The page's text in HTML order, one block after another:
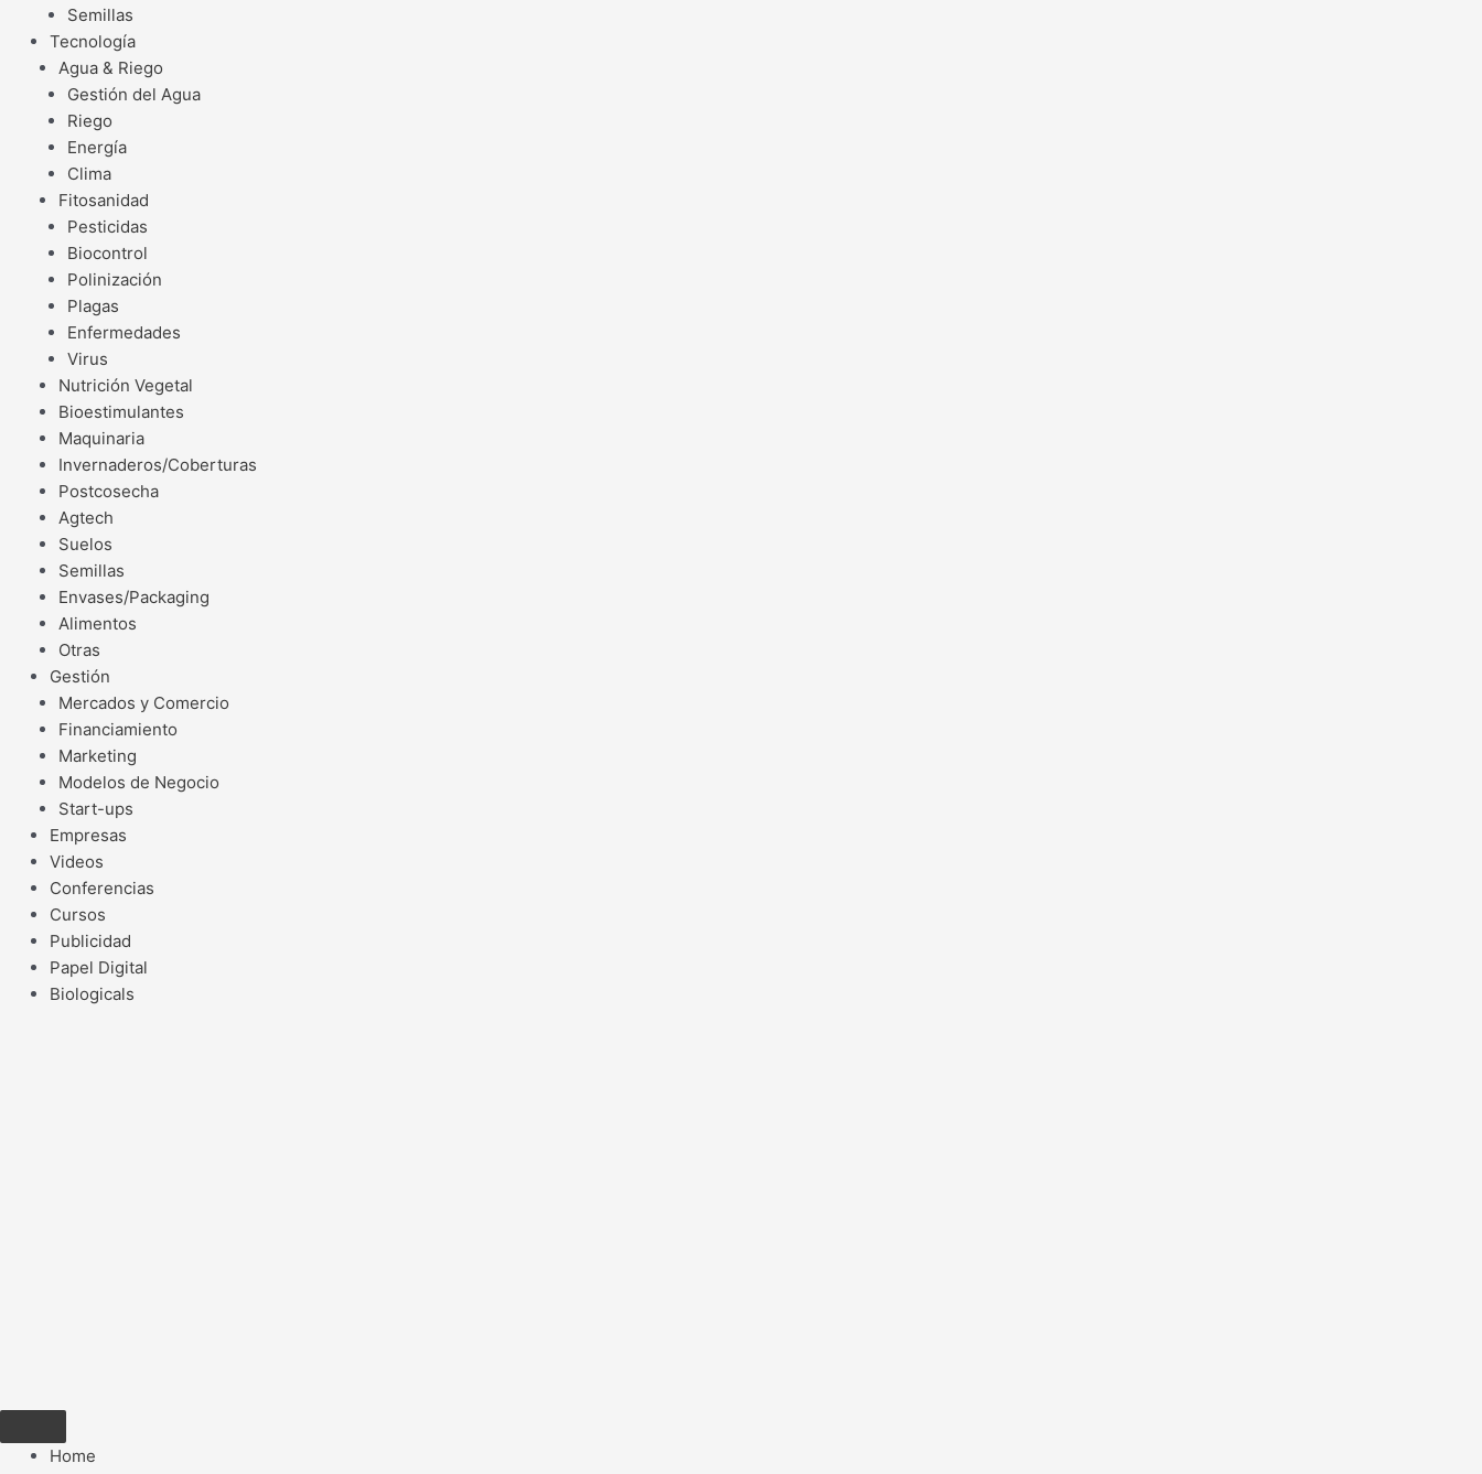
Semillas
Tecnología
Agua & Riego
Gestión del Agua
Riego
Energía
Clima
Fitosanidad
Pesticidas
Biocontrol
Polinización
Plagas
Enfermedades
Virus
Nutrición Vegetal
Bioestimulantes
Maquinaria
Invernaderos/Coberturas
Postcosecha
Agtech
Suelos
Semillas
Envases/Packaging
Alimentos
Otras
Gestión
Mercados y Comercio
Financiamiento
Marketing
Modelos de Negocio
Start-ups
Empresas
Videos
Conferencias
Cursos
Publicidad
Papel Digital
Biologicals
Home